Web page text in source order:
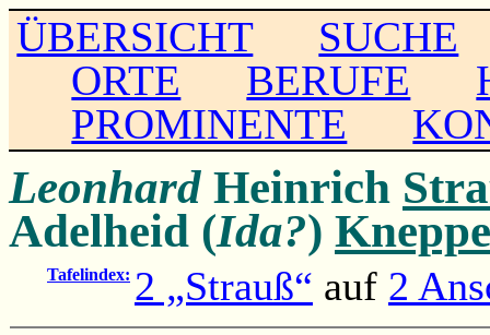
ÜBERSICHT
SUCHE
ORTE
BERUFE
PROMINENTE
Leonhard Heinrich
Adelheid (Ida?)
Tafelindex: 2 „Strauß“ auf 2